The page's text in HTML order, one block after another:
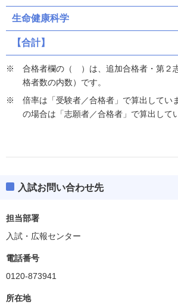
生命健康科学
【合計】
合格者欄の（ ）は、追加合格者・第２
格者数の内数）です。
倍率は「受験者／合格者」で算出してい
の場合は「志願者／合格者」で算出して
入試お問い合わせ先
担当部署
入試・広報センター
電話番号
0120-873941
所在地